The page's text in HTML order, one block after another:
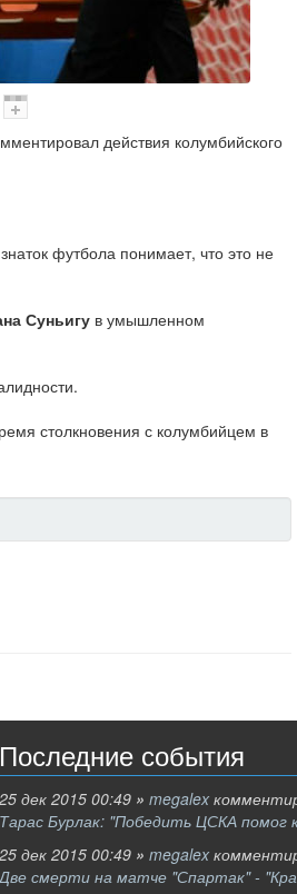
действия колумбийского
футбола понимает, что это не
Суньигу в умышленном
столкновения с колумбийцем в
Последние события
25 дек 2015 00:49 » megalex
Тарас Бурлак: "Победить ЦСКА помог
25 дек 2015 00:49 » megalex
Две смерти на матче "Спартак" -